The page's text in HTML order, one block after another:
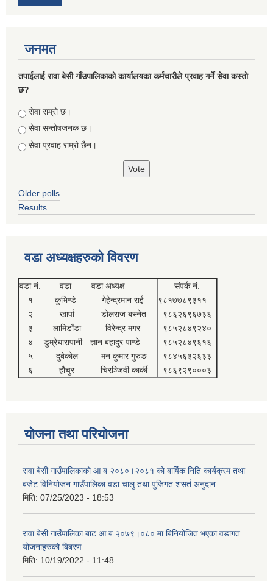
जनमत
तपाईलाई रावा बेसी गाँउपालिकाको कार्यालयका कर्मचारीले प्रवाह गर्ने सेवा कस्तो
छ?
Choices
सेवा राम्रो छ।
सेवा सन्तोषजनक छ।
सेवा प्रवाह राम्रो छैन।
Older polls
Results
वडा अध्यक्षहरुको विवरण
वडा नं. वडा वडा अध्यक्ष
संपर्क नं.
१
कुभिण्डे गेहेन्द्रमान राई
९८१७७८९३११
२
खार्पा डोलराज बस्नेत
९८६२६९६७३६
३
लामिडाँडा विरेन्द्र मगर
९८५२८४९२४०
४
डुम्रेधारापानी ज्ञान बहादुर पाण्डे
९८५२८४९६१६
५
दुबेकोल मन कुमार गुरुङ
९८४५६३२६३३
६
हौचुर चिरञ्जिवी कार्की ९८६९२९०००३
योजना तथा परियोजना
रावा बेसी गाउँपालिकाको आ ब २०८०।२०८१ को बार्षिक निति कार्यक्रम तथा
बजेट विनियोजन गाउँपालिका वडा चालु तथा पुजिगत शसर्त अनुदान
मिति: 07/25/2023 - 18:53
रावा बेसी गाउँपालिका बाट आ ब २०७९।०८० मा बिनियोजित भएका वडागत
योजनाहरुको बिबरण
मिति: 10/19/2022 - 11:48